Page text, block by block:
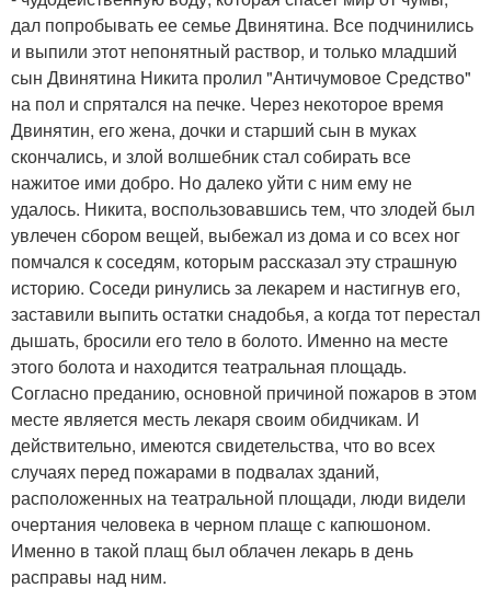
дал попробывать ее семье Двинятина. Все подчинились
и выпили этот непонятный раствор, и только младший
сын Двинятина Никита пролил "Античумовое Средство"
на пол и спрятался на печке. Через некоторое время
Двинятин, его жена, дочки и старший сын в муках
скончались, и злой волшебник стал собирать все
нажитое ими добро. Но далеко уйти с ним ему не
удалось. Никита, воспользовавшись тем, что злодей был
увлечен сбором вещей, выбежал из дома и со всех ног
помчался к соседям, которым рассказал эту страшную
историю. Соседи ринулись за лекарем и настигнув его,
заставили выпить остатки снадобья, а когда тот перестал
дышать, бросили его тело в болото. Именно на месте
этого болота и находится театральная площадь.
Согласно преданию, основной причиной пожаров в этом
месте является месть лекаря своим обидчикам. И
действительно, имеются свидетельства, что во всех
случаях перед пожарами в подвалах зданий,
расположенных на театральной площади, люди видели
очертания человека в черном плаще с капюшоном.
Именно в такой плащ был облачен лекарь в день
расправы над ним.